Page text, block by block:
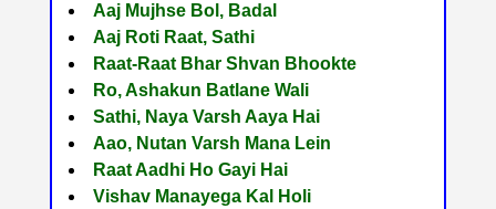
Aaj Mujhse Bol, Badal
Aaj Roti Raat, Sathi
Raat-Raat Bhar Shvan Bhookte
Ro, Ashakun Batlane Wali
Sathi, Naya Varsh Aaya Hai
Aao, Nutan Varsh Mana Lein
Raat Aadhi Ho Gayi Hai
Vishav Manayega Kal Holi